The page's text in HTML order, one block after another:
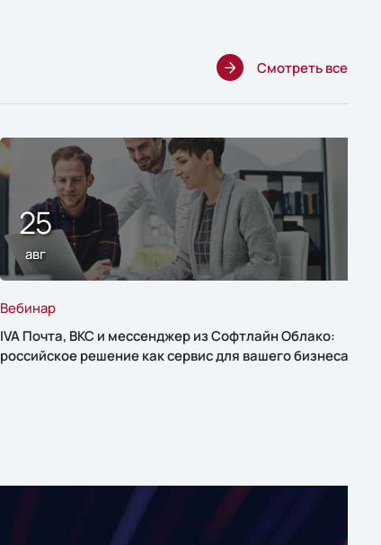
Смотреть все
25
авг
Вебинар
IVA Почта, ВКС и мессенджер из Софтлайн Облако:
российское решение как сервис для вашего бизнеса